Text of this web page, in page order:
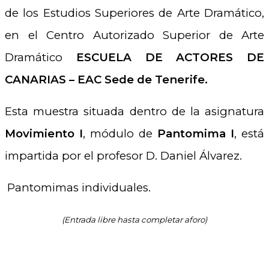
de los Estudios Superiores de Arte Dramático,
en el Centro Autorizado Superior de Arte
Dramático ESCUELA DE ACTORES DE
CANARIAS – EAC Sede de Tenerife.
Esta muestra situada dentro de la asignatura
Movimiento I, módulo de Pantomima I, está
impartida por el profesor D. Daniel Álvarez.
Pantomimas individuales.
(Entrada libre hasta completar aforo)